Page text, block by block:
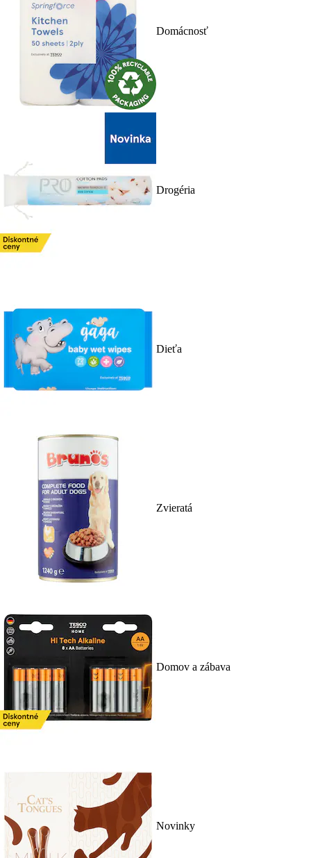
Domácnosť
Drogéria
Dieťa
Zvieratá
Domov a zábava
Novinky